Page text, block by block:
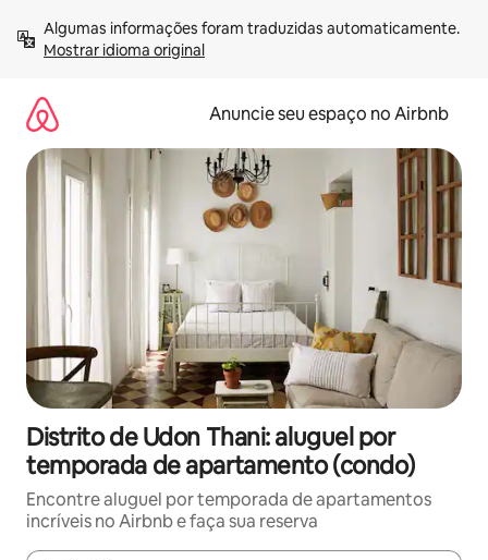
para
Mostrar idioma original
Anuncie seu espaço no Airbnb
Distrito de Udon Thani: aluguel por
temporada de apartamento (condo)
Encontre aluguel por temporada de apartamentos
incríveis no Airbnb e faça sua reserva